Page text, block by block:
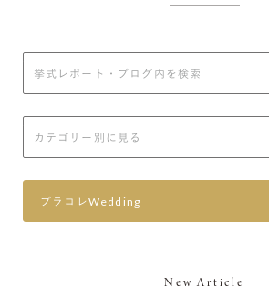
プラコレWedding
New Article